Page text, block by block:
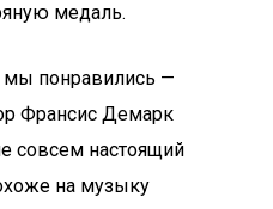
медаль.
понравились —
Франсис Демарк
совсем настоящий
на музыку